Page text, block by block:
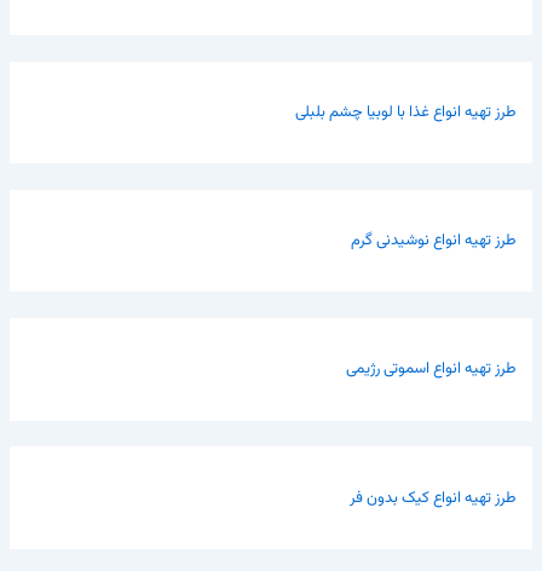
طرز تهیه انواع غذا با لوبیا چشم بلبلی
طرز تهیه انواع نوشیدنی گرم
طرز تهیه انواع اسموتی رژیمی
طرز تهیه انواع کیک بدون فر